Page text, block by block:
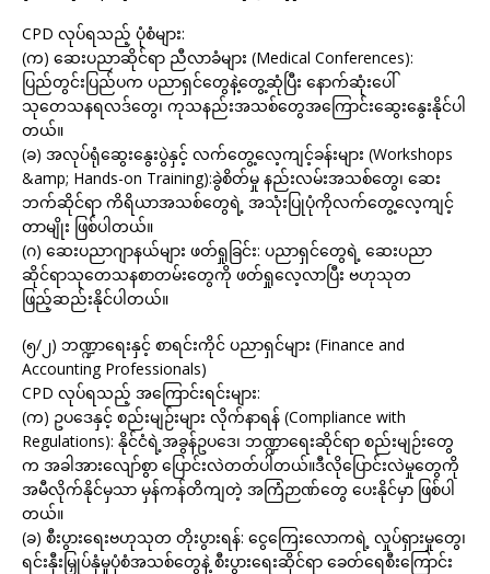
CPD လုပ်ရသည့် ပုံစံများ:
(က) ဆေးပညာဆိုင်ရာ ညီလာခံများ (Medical Conferences):
ပြည်တွင်းပြည်ပက ပညာရှင်တွေနဲ့တွေ့ဆုံပြီး နောက်ဆုံးပေါ်
သုတေသနရလဒ်တွေ၊ ကုသနည်းအသစ်တွေအကြောင်းဆွေးနွေးနိုင်ပါ
တယ်။
(ခ) အလုပ်ရုံဆွေးနွေးပွဲနှင့် လက်တွေ့လေ့ကျင့်ခန်းများ (Workshops
&amp; Hands-on Training):ခွဲစိတ်မှု နည်းလမ်းအသစ်တွေ၊ ဆေး
ဘက်ဆိုင်ရာ ကိရိယာအသစ်တွေရဲ့ အသုံးပြုပုံကိုလက်တွေ့လေ့ကျင့်
တာမျိုး ဖြစ်ပါတယ်။
(ဂ) ဆေးပညာဂျာနယ်များ ဖတ်ရှုခြင်း: ပညာရှင်တွေရဲ့ ဆေးပညာ
ဆိုင်ရာသုတေသနစာတမ်းတွေကို ဖတ်ရှုလေ့လာပြီး ဗဟုသုတ
ဖြည့်ဆည်းနိုင်ပါတယ်။
(၅/၂) ဘဏ္ဍာရေးနှင့် စာရင်းကိုင် ပညာရှင်များ (Finance and
Accounting Professionals)
CPD လုပ်ရသည့် အကြောင်းရင်းများ:
(က) ဥပဒေနှင့် စည်းမျဉ်းများ လိုက်နာရန် (Compliance with
Regulations): နိုင်ငံရဲ့အခွန်ဥပဒေ၊ ဘဏ္ဍာရေးဆိုင်ရာ စည်းမျဉ်းတွေ
က အခါအားလျော်စွာ ပြောင်းလဲတတ်ပါတယ်။ဒီလိုပြောင်းလဲမှုတွေကို
အမီလိုက်နိုင်မှသာ မှန်ကန်တိကျတဲ့ အကြံဉာဏ်တွေ ပေးနိုင်မှာ ဖြစ်ပါ
တယ်။
(ခ) စီးပွားရေးဗဟုသုတ တိုးပွားရန်: ငွေကြေးလောကရဲ့ လှုပ်ရှားမှုတွေ၊
ရင်းနှီးမြှုပ်နှံမှုပုံစံအသစ်တွေနဲ့ စီးပွားရေးဆိုင်ရာ ခေတ်ရေစီးကြောင်း